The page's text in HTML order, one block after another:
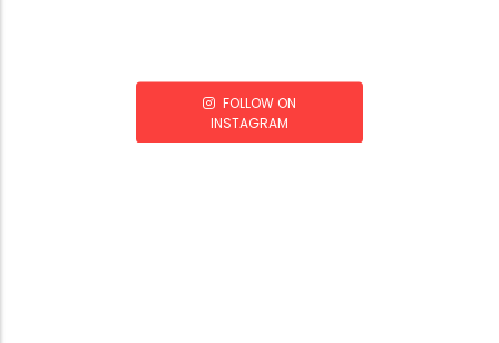
FOLLOW ON
INSTAGRAM